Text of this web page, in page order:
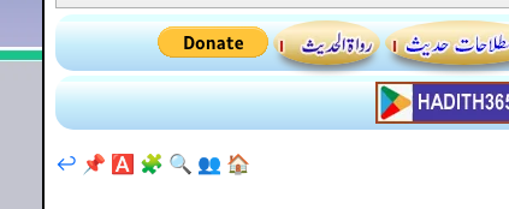
🏠
👥
🔍
🧩
🅰️
📌
↩️